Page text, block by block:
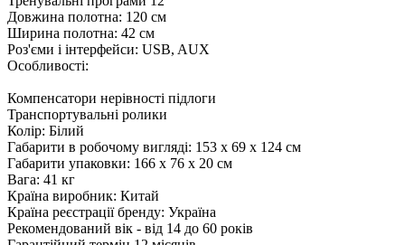
Довжина полотна: 120 см
Ширина полотна: 42 см
Роз'єми і інтерфейси: USB, AUX
Особливості:
Компенсатори нерівності підлоги
Транспортувальні ролики
Колір: Білий
Габарити в робочому вигляді: 153 x 69 x 124 см
Габарити упаковки: 166 x 76 x 20 см
Вага: 41 кг
Країна виробник: Китай
Країна реєстрації бренду: Україна
Рекомендований вік - від 14 до 60 років